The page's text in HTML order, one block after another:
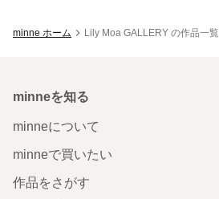
minne ホーム Lily Moa GALLERY の作品一覧
minneを知る
minneについて
minneで買いたい
作品をさがす